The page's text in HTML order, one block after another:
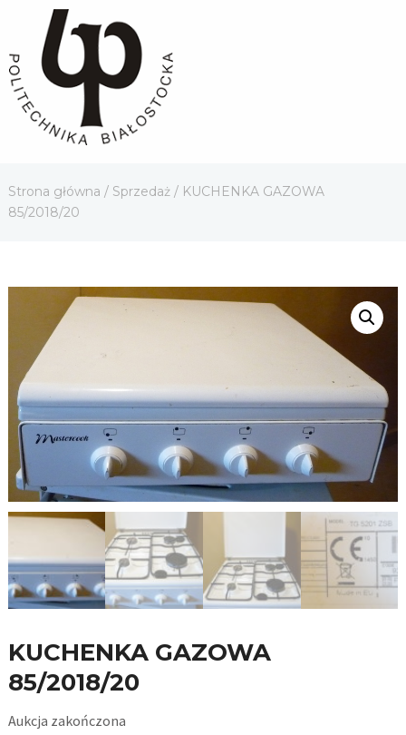
Strona główna / Sprzedaż/ KUCHENKA GAZOWA
85/2018/20
KUCHENKA GAZOWA
85/2018/20
Aukcja zakończona